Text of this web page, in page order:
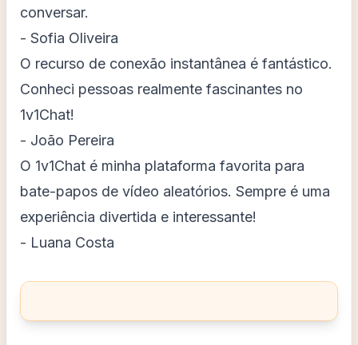
conversar.
- Sofia Oliveira
O recurso de conexão instantânea é fantástico.
Conheci pessoas realmente fascinantes no
1v1Chat!
- João Pereira
O 1v1Chat é minha plataforma favorita para
bate-papos de vídeo aleatórios. Sempre é uma
experiência divertida e interessante!
- Luana Costa